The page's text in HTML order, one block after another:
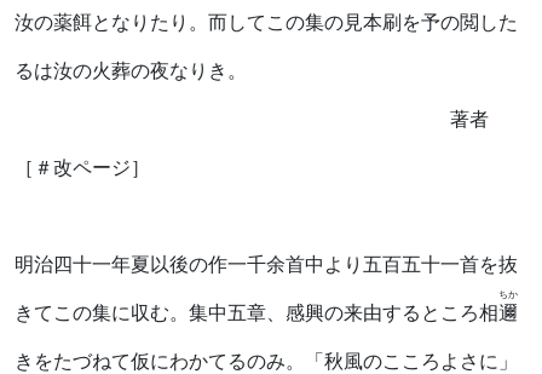
汝の薬餌となりたり。而してこの集の見本刷を予の閲した
るは汝の火葬の夜なりき。
著者
［＃改ページ］
明治四十一年夏以後の作一千余首中より五百五十一首を抜
きてこの集に収む。集中五章、感興の来由するところ相邇
ちか
きをたづねて仮にわかてるのみ。「秋風のこころよさに」